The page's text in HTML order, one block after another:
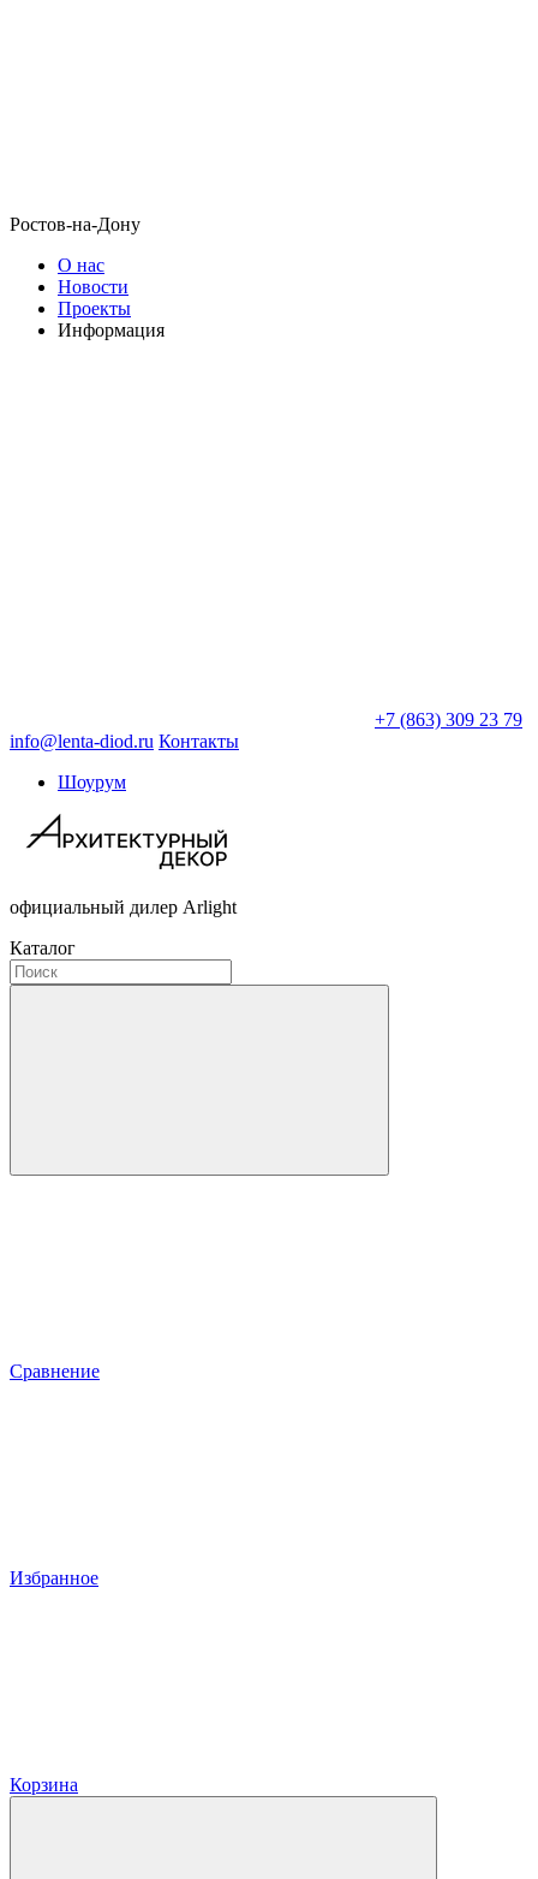
Ростов-на-Дону
О нас
Новости
Проекты
Информация
+7 (863) 309 23 79
info@lenta-diod.ru Контакты
Шоурум
официальный дилер Arlight
Каталог
Сравнение
Избранное
Корзина